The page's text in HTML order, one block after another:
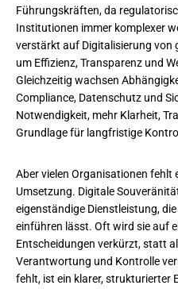
Führungskräften, da
Institutionen immer komplexer
verstärkt auf Digitalisierung von
um Effizienz, Transparenz und
Gleichzeitig wachsen
Compliance, Datenschutz und
Notwendigkeit, mehr Klarheit,
Grundlage für langfristige
Aber vielen Organisationen fehlt
Umsetzung. Digitale
eigenständige Dienstleistung,
einführen lässt. Oft wird sie auf
Entscheidungen verkürzt, statt
Verantwortung und Kontrolle
fehlt, ist ein klarer, strukturierter